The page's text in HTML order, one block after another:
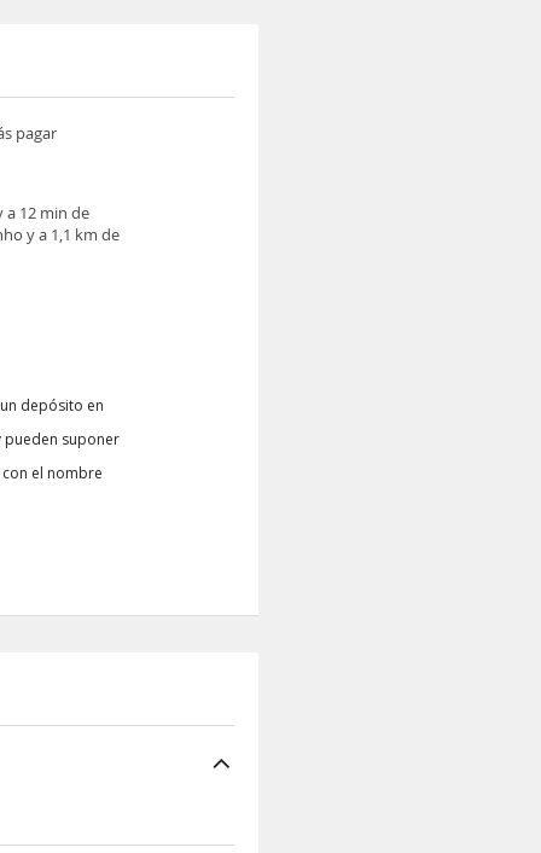
pagar
a 12 min de
y a 1,1 km de
depósito en
pueden suponer
el nombre